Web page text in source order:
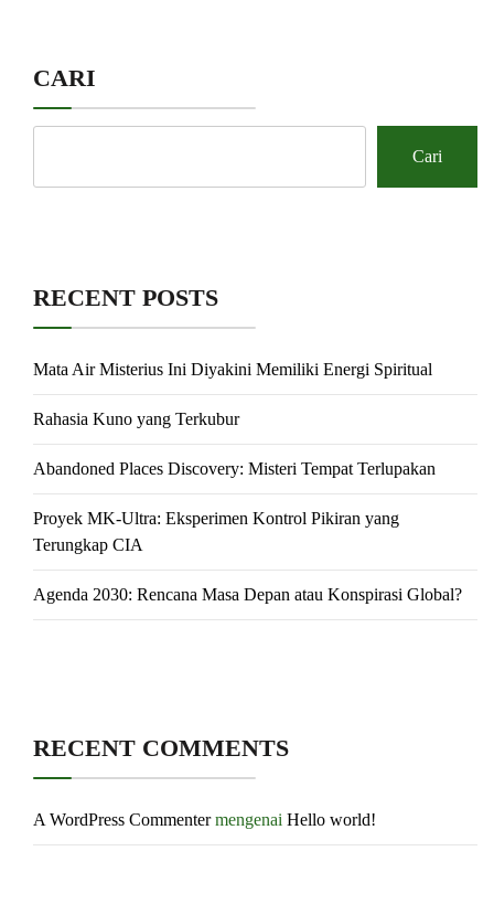
CARI
Cari
RECENT POSTS
Mata Air Misterius Ini Diyakini Memiliki Energi Spiritual
Rahasia Kuno yang Terkubur
Abandoned Places Discovery: Misteri Tempat Terlupakan
Proyek MK-Ultra: Eksperimen Kontrol Pikiran yang
Terungkap CIA
Agenda 2030: Rencana Masa Depan atau Konspirasi Global?
RECENT COMMENTS
A WordPress Commentermengenai Hello world!